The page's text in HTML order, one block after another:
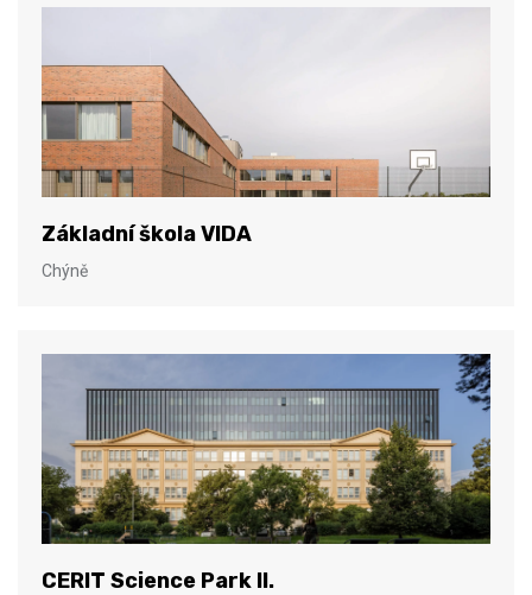
Základní škola VIDA
Chýně
CERIT Science Park II.